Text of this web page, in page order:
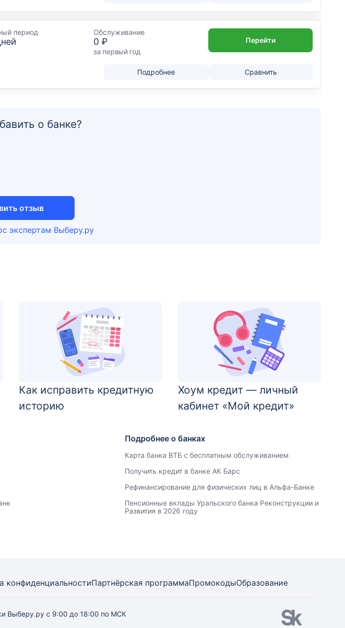
период Обслуживание
0 ₽
за первый год
Подробнее Сравнить
Перейти
о банке?
отзыв
экспертам Выберу.ру
Как исправить кредитную
историю
Хоум кредит — личный
кабинет «Мой кредит»
Подробнее о банках
Карта банка ВТБ с бесплатным обслуживанием
Получить кредит в банке АК Барс
Рефинансирование для физических лиц в Альфа-Банке
Пенсионные вклады Уральского банка Реконструкции и
Развития в 2026 году
конфиденциальностиПартнёрская программаПромокодыОбразование
Выберу.ру с 9:00 до 18:00 по МСК